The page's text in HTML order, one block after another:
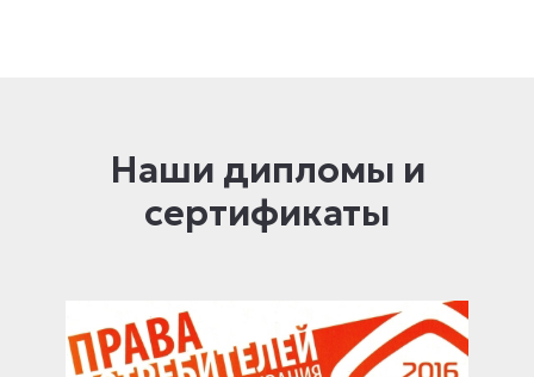
Наши дипломы и
сертификаты